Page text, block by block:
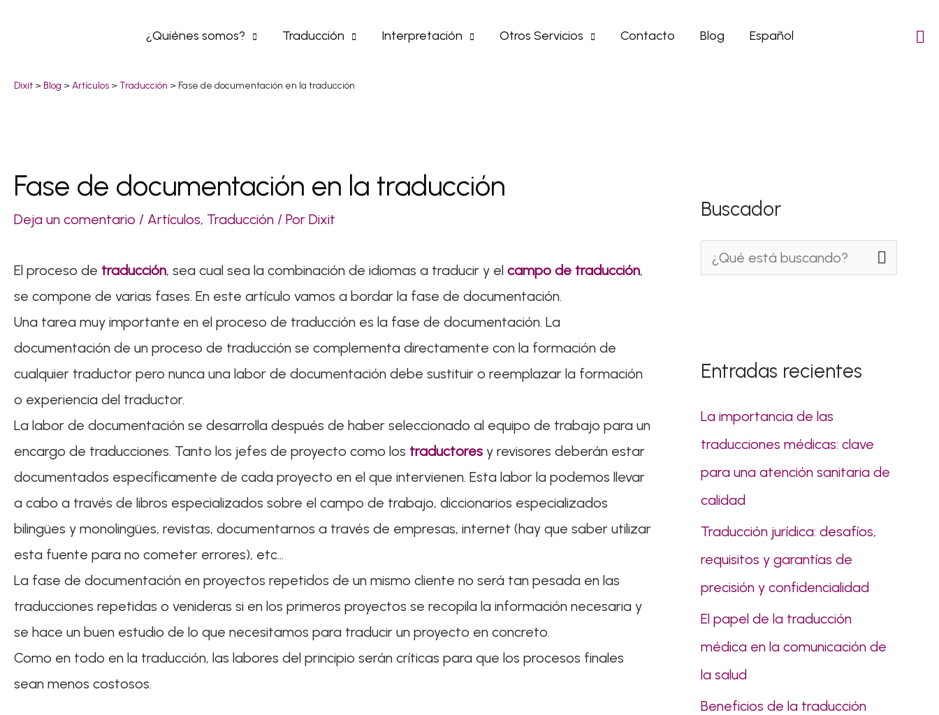
¿Quiénes somos? Traducción Interpretación Otros Servicios Contacto Blog Español
Dixit > Blog > Artículos > Traducción > Fase de documentación en la traducción
Fase de documentación en la traducción
Deja un comentario / Artículos, Traducción / Por Dixit
El proceso de traducción, sea cual sea la combinación de idiomas a traducir y el campo de traducción,
se compone de varias fases. En este artículo vamos a bordar la fase de documentación.
Una tarea muy importante en el proceso de traducción es la fase de documentación. La
documentación de un proceso de traducción se complementa directamente con la formación de
cualquier traductor pero nunca una labor de documentación debe sustituir o reemplazar la formación
o experiencia del traductor.
La labor de documentación se desarrolla después de haber seleccionado al equipo de trabajo para un
encargo de traducciones. Tanto los jefes de proyecto como los traductores y revisores deberán estar
documentados específicamente de cada proyecto en el que intervienen. Esta labor la podemos llevar
a cabo a través de libros especializados sobre el campo de trabajo, diccionarios especializados
bilingües y monolingües, revistas, documentarnos a través de empresas, internet (hay que saber utilizar
esta fuente para no cometer errores), etc…
La fase de documentación en proyectos repetidos de un mismo cliente no será tan pesada en las
traducciones repetidas o venideras si en los primeros proyectos se recopila la información necesaria y
se hace un buen estudio de lo que necesitamos para traducir un proyecto en concreto.
Como en todo en la traducción, las labores del principio serán críticas para que los procesos finales
sean menos costosos.
Navegación
entradas
Buscador
a
r
Entradas recientes
La importancia de las
traducciones médicas: clave
para una atención sanitaria de
calidad
Traducción jurídica: desafíos,
requisitos y garantías de
precisión y confidencialidad
El papel de la traducción
médica en la comunicación de
la salud
Beneficios de la traducción